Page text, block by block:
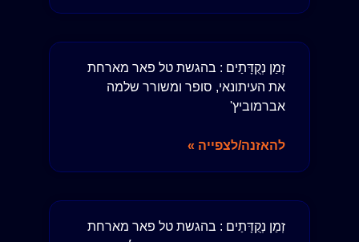
זְמַן נְקֻדָּתַים : בהגשת טל פאר מארחת
את העיתונאי, סופר ומשורר שלמה
אברמוביץ'
להאזנה/לצפייה »
זְמַן נְקֻדָּתַים : בהגשת טל פאר מארחת